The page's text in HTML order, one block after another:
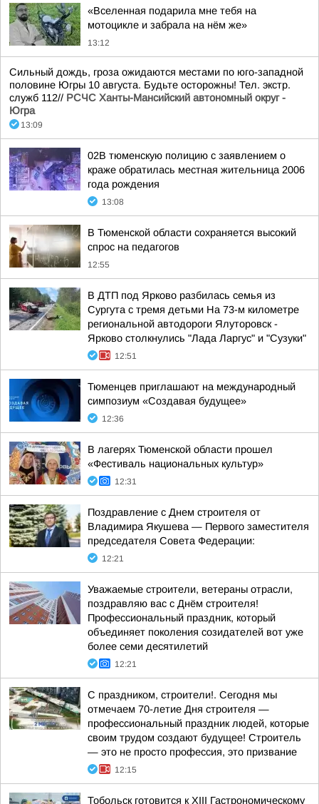
«Вселенная подарила мне тебя на
мотоцикле и забрала на нём же»
13:12
Сильный дождь, гроза ожидаются местами по юго-западной
половине Югры 10 августа. Будьте осторожны! Тел. экстр.
служб 112// РСЧС Ханты-Мансийский автономный округ -
Югра
13:09
02В тюменскую полицию с заявлением о
краже обратилась местная жительница 2006
года рождения
13:08
В Тюменской области сохраняется высокий
спрос на педагогов
12:55
В ДТП под Ярково разбилась семья из
Сургута с тремя детьми На 73-м километре
региональной автодороги Ялуторовск -
Ярково столкнулись "Лада Ларгус" и "Сузуки"
12:51
Тюменцев приглашают на международный
симпозиум «Создавая будущее»
12:36
В лагерях Тюменской области прошел
«Фестиваль национальных культур»
12:31
Поздравление с Днем строителя от
Владимира Якушева — Первого заместителя
председателя Совета Федерации:
12:21
Уважаемые строители, ветераны отрасли,
поздравляю вас с Днём строителя!
Профессиональный праздник, который
объединяет поколения созидателей вот уже
более семи десятилетий
12:21
С праздником, строители!. Сегодня мы
отмечаем 70-летие Дня строителя —
профессиональный праздник людей, которые
своим трудом создают будущее! Строитель
— это не просто профессия, это призвание
12:15
Тобольск готовится к XIII Гастрономическому